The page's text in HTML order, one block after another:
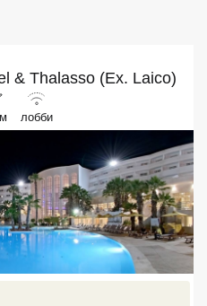
& Thalasso (Ex. Laico)
лобби